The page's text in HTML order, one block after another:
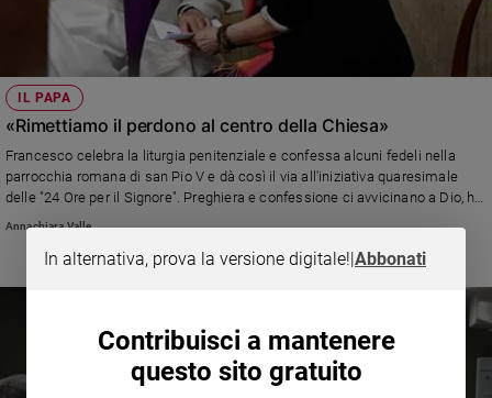
IL PAPA
«Rimettiamo il perdono al centro della Chiesa»
Francesco celebra la liturgia penitenziale e confessa alcuni fedeli nella
parrocchia romana di san Pio V e dà così il via all'iniziativa quaresimale
delle "24 Ore per il Signore". Preghiera e confessione ci avvicinano a Dio, ha
spiegato il Pontefice
Annachiara Valle
In alternativa, prova la versione digitale!|Abbonati
Contribuisci a mantenere
questo sito gratuito